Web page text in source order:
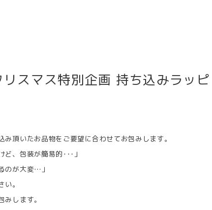
スマス特別企画 持ち込みラッピ
頂いたお品物をご要望に合わせてお包みします。
、包装が簡易的･･･」
のが大変…」
。
します。